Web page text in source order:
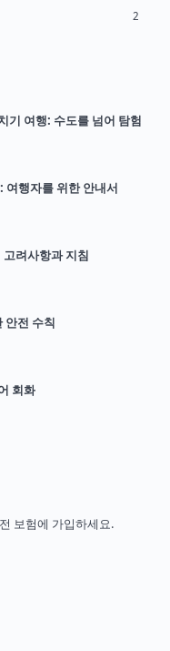
2
기 여행: 수도를 넘어 탐험
여행자를 위한 안내서
려사항과 지침
안전 수칙
회화
보험에 가입하세요.